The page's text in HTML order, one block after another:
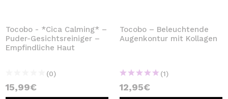
Tocobo - *Cica Calming* –
Puder-Gesichtsreiniger –
Empfindliche Haut
(0)
15,99€
Tocobo – Beleuchtende
Augenkontur mit Kollagen
(1)
12,95€